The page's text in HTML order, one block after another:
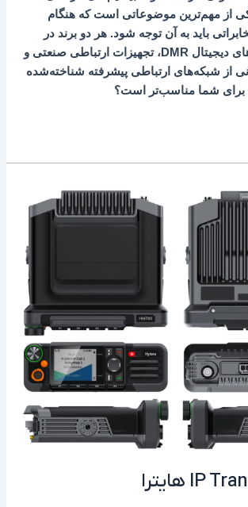
یکی از مهم‌ترین موضوعاتی است که هنگام
باید به آن توجه شود. هر دو برند در
زمینه تولید بیسیم‌های دیجیتال DMR، تجهیزات ارتباطی صنعتی و
از شبکه‌های ارتباطی پیشرفته شناخته‌شده
برای شما مناسب‌تر است؟